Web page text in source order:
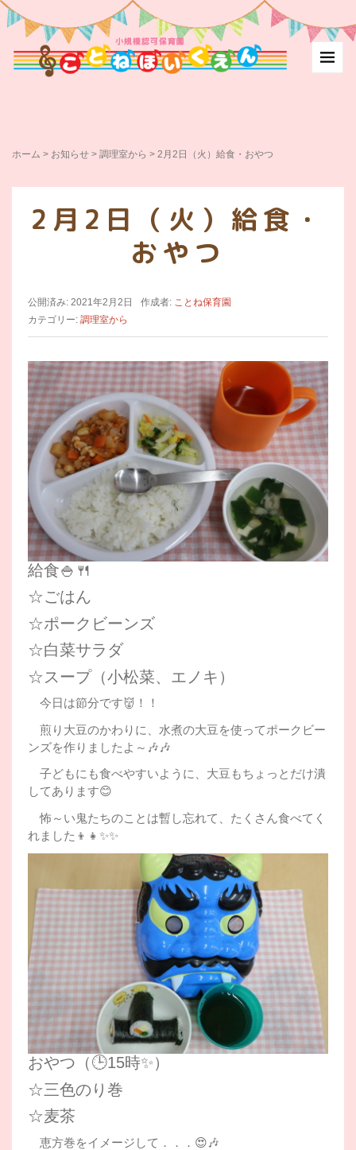
ホーム > お知らせ > 調理室から > 2月2日（火）給食・おやつ
2月2日（火）給食・
おやつ
公開済み: 2021年2月2日 作成者: ことね保育園
カテゴリー: 調理室から
給食🍚🍴
☆ごはん
☆ポークビーンズ
☆白菜サラダ
☆スープ（小松菜、エノキ）
今日は節分です👹！！
煎り大豆のかわりに、水煮の大豆を使ってポークビー
ンズを作りましたよ～🎶🎶
子どもにも食べやすいように、大豆もちょっとだけ潰
してあります😊
怖～い鬼たちのことは暫し忘れて、たくさん食べてく
れました👦👧✨✨
おやつ（🕒15時✨）
☆三色のり巻
☆麦茶
恵方巻をイメージして．．．😍🎶